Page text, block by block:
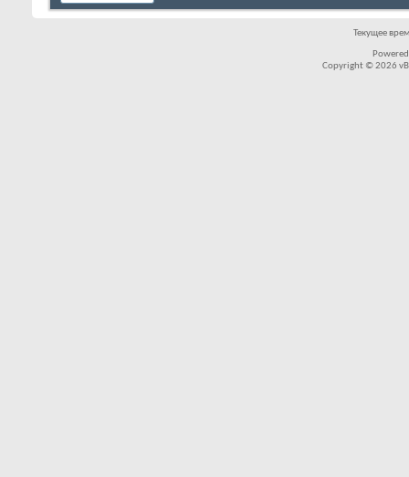
Текущее
Copyright © 2026